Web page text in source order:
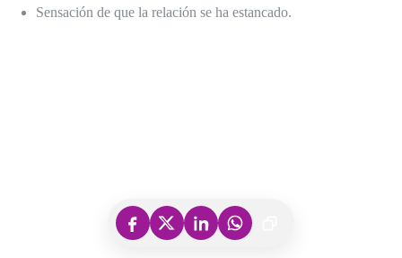
Sensación de que la relación se ha estancado.